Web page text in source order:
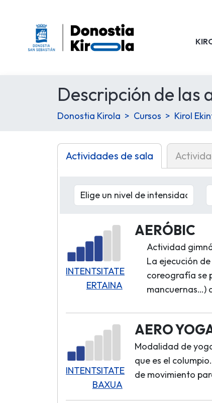
Descripción de las
Donostia Kirola Cursos Kirol
Actividades de sala
INTENTSITATE
ERTAINA
AERÓBIC
Actividad
La ejecución
coreografía se
mancuernas…)
INTENTSITATE
BAXUA
AERO
Modalidad de
que es el
de movimiento